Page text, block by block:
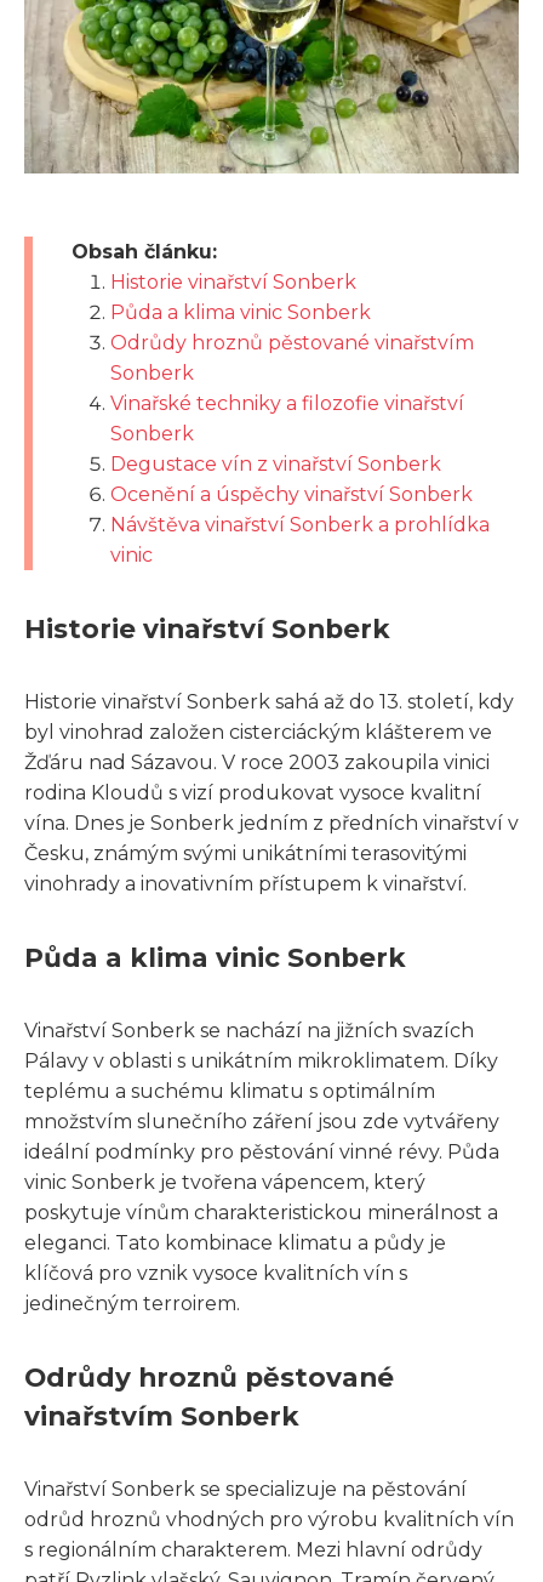
Obsah článku:
Historie vinařství Sonberk
Půda a klima vinic Sonberk
Odrůdy hroznů pěstované vinařstvím
Sonberk
Vinařské techniky a filozofie vinařství
Sonberk
Degustace vín z vinařství Sonberk
Ocenění a úspěchy vinařství Sonberk
Návštěva vinařství Sonberk a prohlídka
vinic
Historie vinařství Sonberk
Historie vinařství Sonberk sahá až do 13. století, kdy
byl vinohrad založen cisterciáckým klášterem ve
Žďáru nad Sázavou. V roce 2003 zakoupila vinici
rodina Kloudů s vizí produkovat vysoce kvalitní
vína. Dnes je Sonberk jedním z předních vinařství v
Česku, známým svými unikátními terasovitými
vinohrady a inovativním přístupem k vinařství.
Půda a klima vinic Sonberk
Vinařství Sonberk se nachází na jižních svazích
Pálavy v oblasti s unikátním mikroklimatem. Díky
teplému a suchému klimatu s optimálním
množstvím slunečního záření jsou zde vytvářeny
ideální podmínky pro pěstování vinné révy. Půda
vinic Sonberk je tvořena vápencem, který
poskytuje vínům charakteristickou minerálnost a
eleganci. Tato kombinace klimatu a půdy je
klíčová pro vznik vysoce kvalitních vín s
jedinečným terroirem.
Odrůdy hroznů pěstované
vinařstvím Sonberk
Vinařství Sonberk se specializuje na pěstování
odrůd hroznů vhodných pro výrobu kvalitních vín
s regionálním charakterem. Mezi hlavní odrůdy